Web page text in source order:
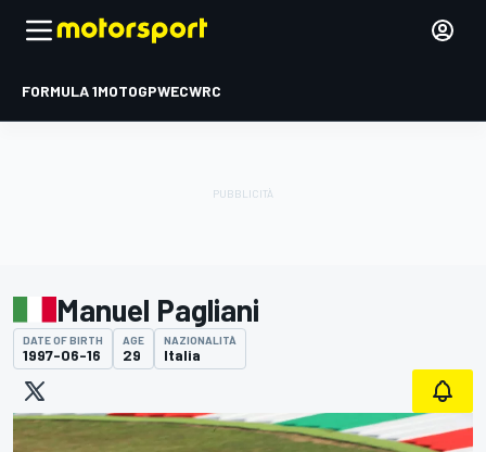
FORMULA 1MOTOGPWECWRC
Manuel Pagliani
DATE OF BIRTH
1997-06-16
AGE
29
NAZIONALITÀ
Italia